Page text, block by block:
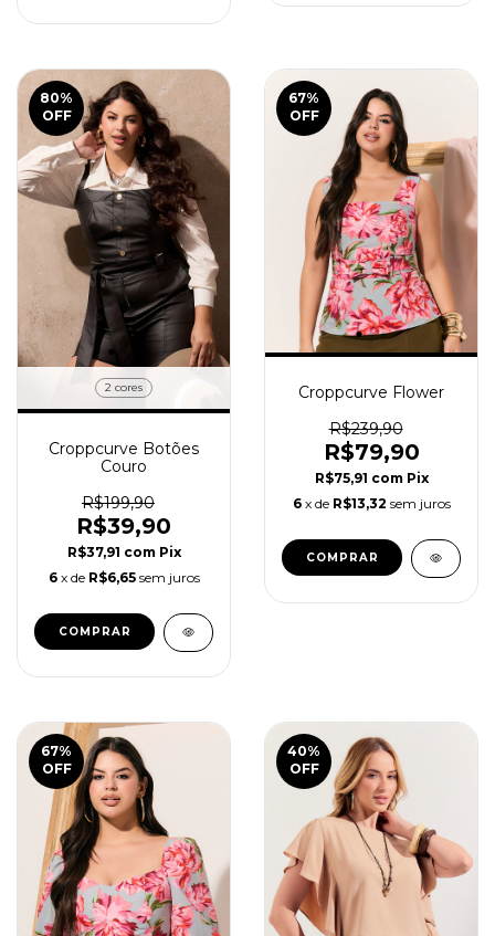
80%
OFF
2 cores
Croppcurve Botões
Couro
R$199,90
R$39,90
R$37,91 com Pix
6 x de R$6,65 sem juros
COMPRAR
67%
OFF
Croppcurve Flower
R$239,90
R$79,90
R$75,91 com Pix
6 x de R$13,32 sem juros
COMPRAR
67%
OFF
40%
OFF